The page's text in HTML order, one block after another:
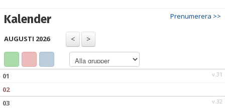
BILDGALLERI
DOKUMENT
KONTAKT
Prenumerera >>
Kalender
AUGUSTI 2026
v.31
01
02
v.32
03